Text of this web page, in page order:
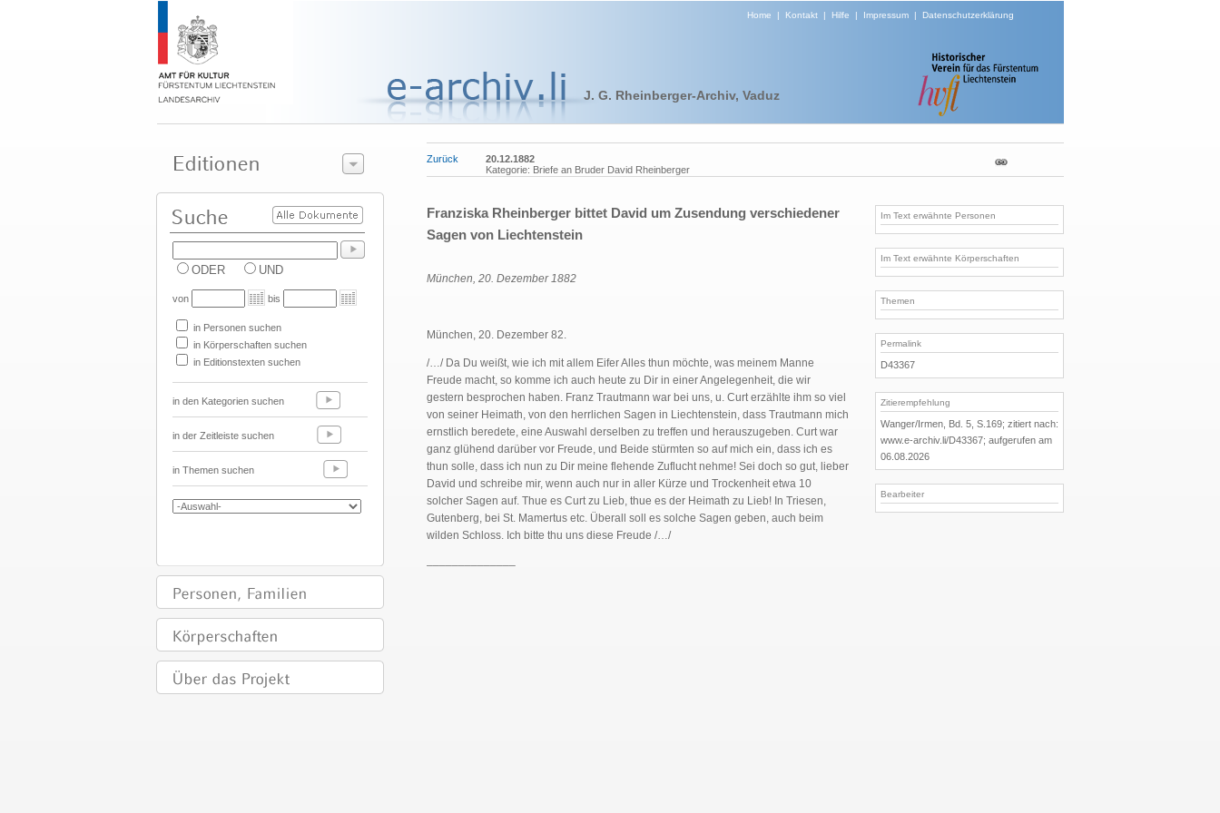
Home | Kontakt| Hilfe | Impressum| Datenschutzerklärung
J. G. Rheinberger-Archiv, Vaduz
ODER UND
von bis
in Personen suchen
in Körperschaften suchen
in Editionstexten suchen
in den Kategorien suchen
in der Zeitleiste suchen
in Themen suchen
Zurück
20.12.1882
Kategorie: Briefe an Bruder David Rheinberger
Franziska Rheinberger bittet David um Zusendung verschiedener
Sagen von Liechtenstein
München, 20. Dezember 1882
München, 20. Dezember 82.
/…/ Da Du weißt, wie ich mit allem Eifer Alles thun möchte, was meinem Manne
Freude macht, so komme ich auch heute zu Dir in einer Angelegenheit, die wir
gestern besprochen haben. Franz Trautmann war bei uns, u. Curt erzählte ihm so viel
von seiner Heimath, von den herrlichen Sagen in Liechtenstein, dass Trautmann mich
ernstlich beredete, eine Auswahl derselben zu treffen und herauszugeben. Curt war
ganz glühend darüber vor Freude, und Beide stürmten so auf mich ein, dass ich es
thun solle, dass ich nun zu Dir meine flehende Zuflucht nehme! Sei doch so gut, lieber
David und schreibe mir, wenn auch nur in aller Kürze und Trockenheit etwa 10
solcher Sagen auf. Thue es Curt zu Lieb, thue es der Heimath zu Lieb! In Triesen,
Gutenberg, bei St. Mamertus etc. Überall soll es solche Sagen geben, auch beim
wilden Schloss. Ich bitte thu uns diese Freude /…/
Im Text erwähnte Personen
Im Text erwähnte Körperschaften
Themen
Permalink
D43367
Zitierempfehlung
Wanger/Irmen, Bd. 5, S.169; zitiert nach:
www.e-archiv.li/D43367; aufgerufen am
06.08.2026
Bearbeiter